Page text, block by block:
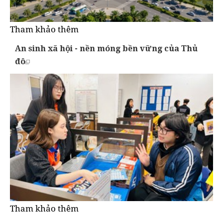
Tham khảo thêm
An sinh xã hội - nền móng bền vững của Thủ
đô
Tham khảo thêm